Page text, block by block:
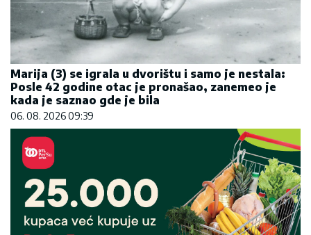
Marija (3) se igrala u dvorištu i samo je nestala:
Posle 42 godine otac je pronašao, zanemeo je
kada je saznao gde je bila
06. 08. 2026 09:39